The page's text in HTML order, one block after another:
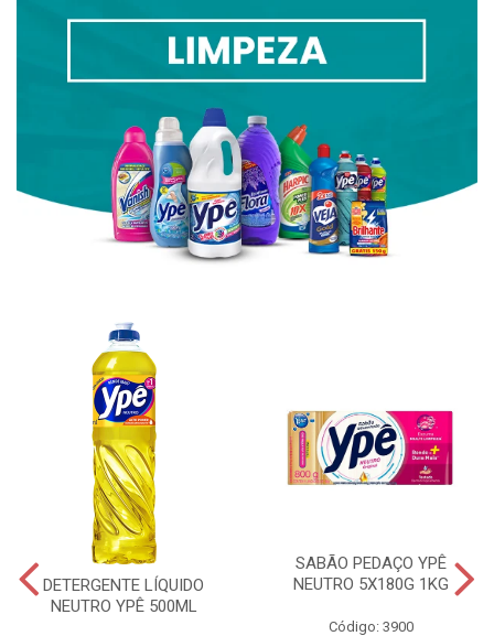
DETERGENTE LÍQUIDO
NEUTRO YPÊ 500ML
SABÃO PEDAÇO YPÊ
NEUTRO 5X180G 1KG
Código: 3900